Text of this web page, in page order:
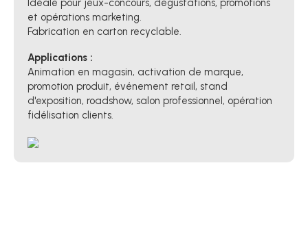
Idéale pour jeux-concours, dégustations, promotions
et opérations marketing.
Fabrication en carton recyclable.
Applications :
Animation en magasin, activation de marque,
promotion produit, événement retail, stand
d'exposition, roadshow, salon professionnel, opération
fidélisation clients.